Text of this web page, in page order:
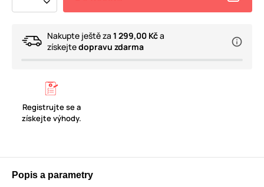
Nakupte ještě za 1 299,00 Kča
získejtedopravu zdarma
Registrujte se a
získejte výhody.
Popis a parametry